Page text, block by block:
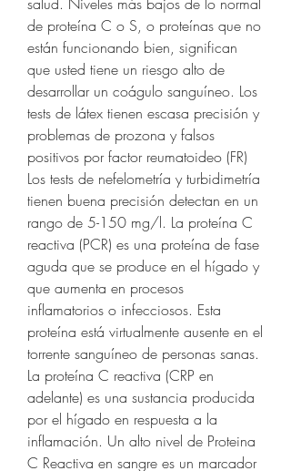
de proteína C o S, o proteínas que no
están funcionando bien, significan
que usted tiene un riesgo alto de
desarrollar un coágulo sanguíneo. Los
tests de látex tienen escasa precisión y
problemas de prozona y falsos
positivos por factor reumatoideo (FR)
Los tests de nefelometría y turbidimetría
tienen buena precisión detectan en un
rango de 5-150 mg/l. La proteína C
reactiva (PCR) es una proteína de fase
aguda que se produce en el hígado y
que aumenta en procesos
inflamatorios o infecciosos. Esta
proteína está virtualmente ausente en el
torrente sanguíneo de personas sanas.
La proteína C reactiva (CRP en
adelante) es una sustancia producida
por el hígado en respuesta a la
inflamación. Un alto nivel de Proteina
C Reactiva en sangre es un marcador